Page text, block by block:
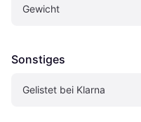
Gewicht
Sonstiges
Gelistet bei Klarna